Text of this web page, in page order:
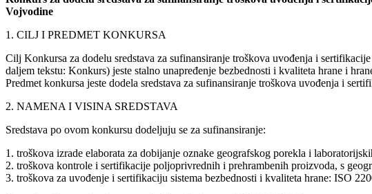
Vojvodine
1. CILJ I PREDMET KONKURSA
Cilj Konkursa za dodelu sredstava za sufinansiranje troškova uvođenja i
daljem tekstu: Konkurs) jeste stalno unapređenje bezbednosti i kvaliteta hrane i
Predmet konkursa jeste dodela sredstava za sufinansiranje troškova uvođenja i
2. NAMENA I VISINA SREDSTAVA
Sredstava po ovom konkursu dodeljuju se za sufinansiranje:
1. troškova izrade elaborata za dobijanje oznake geografskog porekla i
2. troškova kontrole i sertifikacije poljoprivrednih i prehrambenih proizvoda, s
3. troškova za uvođenje i sertifikaciju sistema bezbednosti i kvaliteta hrane: